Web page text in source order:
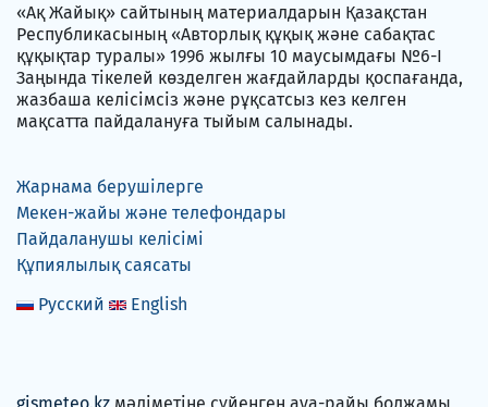
«Ақ Жайық» сайтының материалдарын Қазақстан
Республикасының «Авторлық құқық және сабақтас
құқықтар туралы» 1996 жылғы 10 маусымдағы №6-I
Заңында тікелей көзделген жағдайларды қоспағанда,
жазбаша келісімсіз және рұқсатсыз кез келген
мақсатта пайдалануға тыйым салынады.
Жарнама берушілерге
Мекен-жайы және телефондары
Пайдаланушы келісімі
Құпиялылық саясаты
Русский
English